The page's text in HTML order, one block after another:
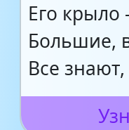
Его крыло
Большие,
Все